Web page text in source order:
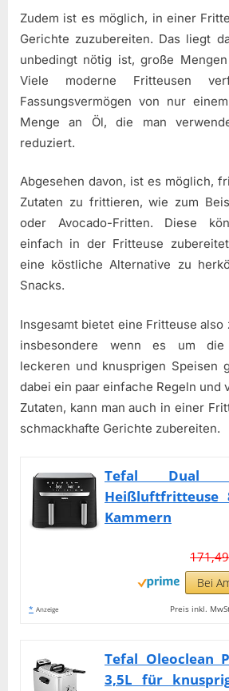
Zudem ist es möglich, in einer
Gerichte zuzubereiten. Das liegt
unbedingt nötig ist, große
Viele moderne Fritteusen
Fassungsvermögen von nur
Menge an Öl, die man
reduziert.
Abgesehen davon, ist es möglich,
Zutaten zu frittieren, wie zum
oder Avocado-Fritten. Diese
einfach in der Fritteuse
eine köstliche Alternative zu
Snacks.
Insgesamt bietet eine Fritteuse also
insbesondere wenn es um die
leckeren und knusprigen Speisen
dabei ein paar einfache Regeln und
Zutaten, kann man auch in einer
schmackhafte Gerichte zubereiten.
Tefal Dual
Kammern
Bei
* Anzeige Preis inkl.
Tefal Oleoclean
3,5L für